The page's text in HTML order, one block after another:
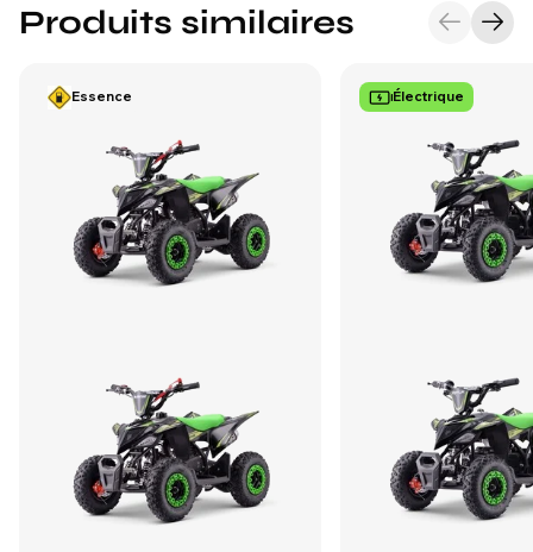
Produits similaires
Essence Électrique